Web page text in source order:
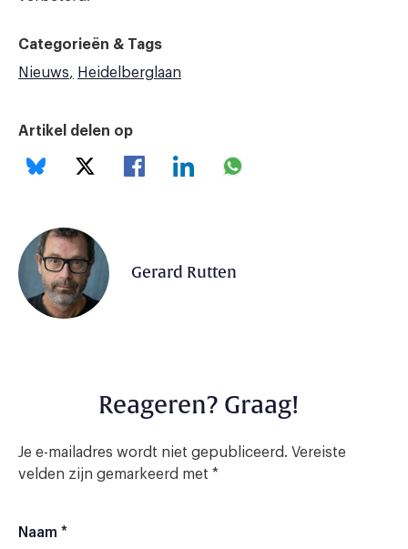
Categorieën & Tags
Nieuws
Heidelberglaan
Artikel delen op
Gerard Rutten
Reageren? Graag!
Je e-mailadres wordt niet gepubliceerd. Vereiste
velden zijn gemarkeerd met *
Naam *